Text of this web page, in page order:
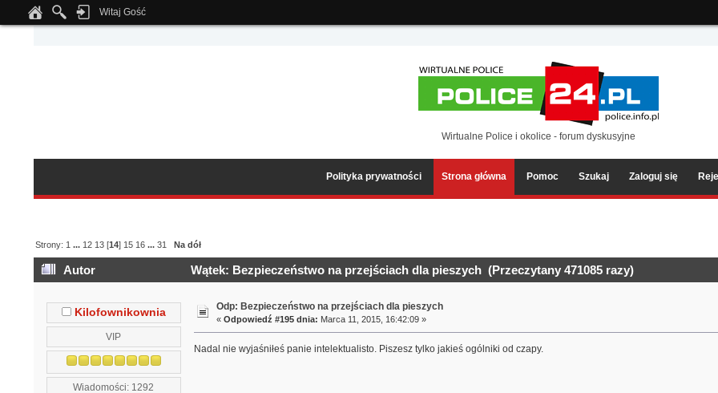
Notice: Undefined index: tapatalk_body_hook in
Witaj Gość
Wirtualne Police i okolice - forum dyskusyjne
Polityka prywatności Strona główna Pomoc Szukaj Zaloguj się
Strony: 1 ... 12 13 [14] 15 16 ...31 Na dół
Autor Wątek: Bezpieczeństwo na przejściach dla pieszych (Przeczytany 471085 razy)
Kilofownikownia
VIP
Wiadomości: 1292
Odp: Bezpieczeństwo na przejściach dla pieszych
«Odpowiedź #195 dnia: Marca 11, 2015, 16:42:09 »
Nadal nie wyjaśniłeś panie intelektualisto. Piszesz tylko jakieś ogólniki od czapy.